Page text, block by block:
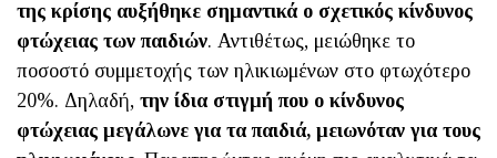
της κρίσης αυξήθηκε σημαντικά ο σχετικός κίνδυνος
φτώχειας των παιδιών. Αντιθέτως, μειώθηκε το
ποσοστό συμμετοχής των ηλικιωμένων στο φτωχότερο
20%. Δηλαδή, την ίδια στιγμή που ο κίνδυνος
φτώχειας μεγάλωνε για τα παιδιά, μειωνόταν για τους